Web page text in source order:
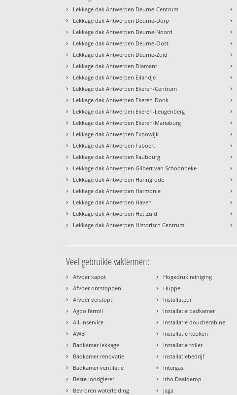
› Lekkage dak Antwerpen Deurne-Centrum
› Lekkage dak Antwerpen Deurne-Dorp
› Lekkage dak Antwerpen Deurne-Noord
› Lekkage dak Antwerpen Deurne-Oost
› Lekkage dak Antwerpen Deurne-Zuid
› Lekkage dak Antwerpen Diamant
› Lekkage dak Antwerpen Eilandje
› Lekkage dak Antwerpen Ekeren-Centrum
› Lekkage dak Antwerpen Ekeren-Donk
› Lekkage dak Antwerpen Ekeren-Leugenberg
› Lekkage dak Antwerpen Ekeren-Mariaburg
› Lekkage dak Antwerpen Expowijk
› Lekkage dak Antwerpen Faboert
› Lekkage dak Antwerpen Faubourg
› Lekkage dak Antwerpen Gilbert van Schoonbeke
› Lekkage dak Antwerpen Haringrode
› Lekkage dak Antwerpen Harmonie
› Lekkage dak Antwerpen Haven
› Lekkage dak Antwerpen Het Zuid
› Lekkage dak Antwerpen Historisch Centrum
›
›
›
›
›
›
›
›
›
›
›
›
›
›
›
›
›
›
›
›
Veel gebruikte vaktermen:
› Afvoer kapot
› Afvoer ontstoppen
› Afvoer verstopt
› Agpo ferroli
› All-Inservice
› AWB
› Badkamer lekkage
› Badkamer renovatie
› Badkamer ventilatie
› Beste loodgieter
› Bevroren waterleiding
› Hogedruk reiniging
› Huppe
› Installateur
› Installatie badkamer
› Installatie douchecabine
› Installatie keuken
› Installatie toilet
› Installatiebedrijf
› Intergas
› Itho Daalderop
› Jaga